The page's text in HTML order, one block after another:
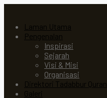
Laman Utama
Pengenalan
Inspirasi
Sejarah
Visi & Misi
Organisasi
Direktori Tadabbur Quran
Galeri